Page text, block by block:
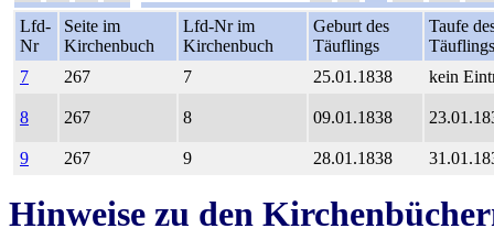
Lfd-
Nr
Seite im
Kirchenbuch
Lfd-Nr im
Kirchenbuch
Geburt des
Täuflings
Taufe
Täuflings
7
267 7 25.01.1838 kein
8 267 8 09.01.1838
9 267 9 28.01.1838
Hinweise zu den